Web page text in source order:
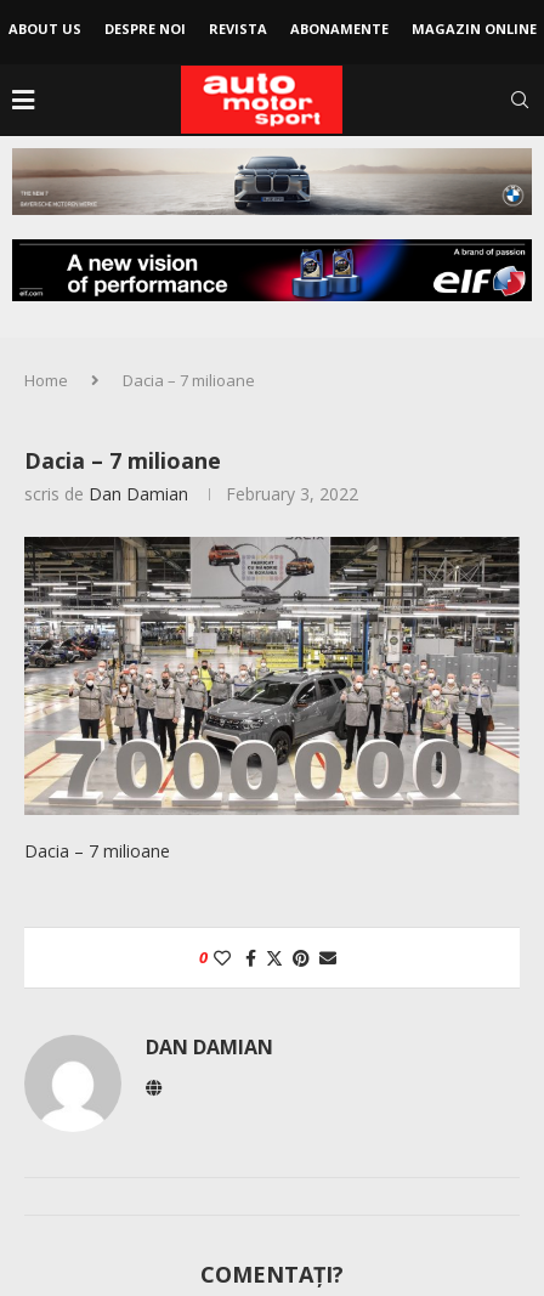
ABOUT US DESPRE NOI REVISTA ABONAMENTE MAGAZIN ONLINE
Home Dacia – 7 milioane
Dacia – 7 milioane
scris de Dan Damian February 3, 2022
Dacia – 7 milioane
0
DAN DAMIAN
COMENTAȚI?